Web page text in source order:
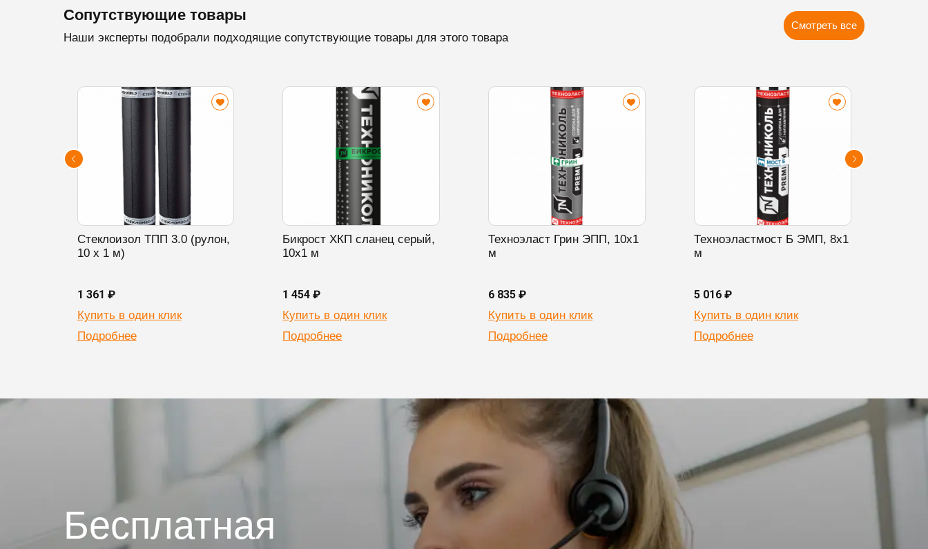
Сопутствующие товары
Наши эксперты подобрали подходящие сопутствующие товары для этого товара
Смотреть все
Стеклоизол ТПП 3.0 (рулон,
10 х 1 м)
1 361 ₽
Купить в один клик
Подробнее
Бикрост ХКП сланец серый,
10х1 м
1 454 ₽
Купить в один клик
Подробнее
Техноэласт Грин ЭПП, 10х1
м
6 835 ₽
Купить в один клик
Подробнее
Техноэластмост Б ЭМП, 8х1
м
5 016 ₽
Купить в один клик
Подробнее
Бесплатная